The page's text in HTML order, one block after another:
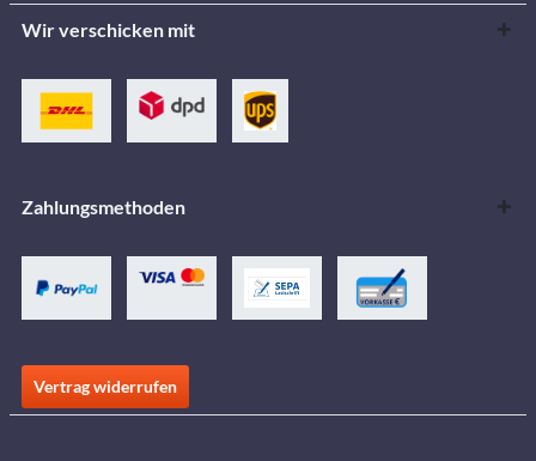
Wir verschicken mit
Zahlungsmethoden
Vertrag widerrufen